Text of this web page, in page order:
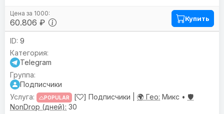
60.806 ₽ Купить
9
Telegram
Подписчики
POPULAR [ ] Подписчики | 🌍 Гео: Микс • 🛡️
NonDrop (дней): 30